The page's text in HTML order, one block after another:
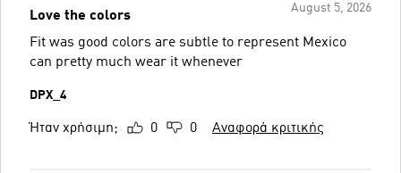
August 5, 2026
Love the colors
Fit was good colors are subtle to represent Mexico
can pretty much wear it whenever
DPX_4
Ήταν χρήσιμη; 0 0 Αναφορά κριτικής